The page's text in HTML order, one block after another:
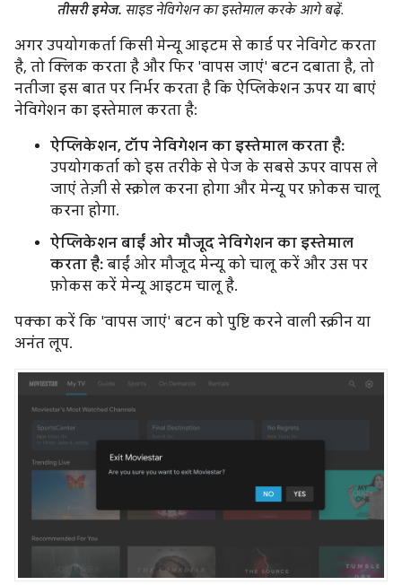
तीसरी इमेज. साइड नेविगेशन का इस्तेमाल करके आगे बढ़ें.
अगर उपयोगकर्ता किसी मेन्यू आइटम से कार्ड पर नेविगेट करता
है, तो क्लिक करता है और फिर 'वापस जाएं' बटन दबाता है, तो
नतीजा इस बात पर निर्भर करता है कि ऐप्लिकेशन ऊपर या बाएं
नेविगेशन का इस्तेमाल करता है:
ऐप्लिकेशन, टॉप नेविगेशन का इस्तेमाल करता है:
उपयोगकर्ता को इस तरीके से पेज के सबसे ऊपर वापस ले
जाएं तेज़ी से स्क्रोल करना होगा और मेन्यू पर फ़ोकस चालू
करना होगा.
ऐप्लिकेशन बाईं ओर मौजूद नेविगेशन का इस्तेमाल
करता है: बाईं ओर मौजूद मेन्यू को चालू करें और उस पर
फ़ोकस करें मेन्यू आइटम चालू है.
पक्का करें कि 'वापस जाएं' बटन को पुष्टि करने वाली स्क्रीन या
अनंत लूप.